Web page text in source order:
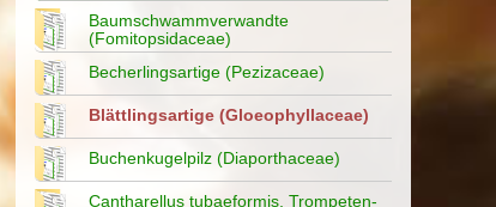
Baumschwammverwandte
(Fomitopsidaceae)
Becherlingsartige (Pezizaceae)
Blättlingsartige (Gloeophyllaceae)
Buchenkugelpilz (Diaporthaceae)
Cantharellus tubaeformis, Trompeten-